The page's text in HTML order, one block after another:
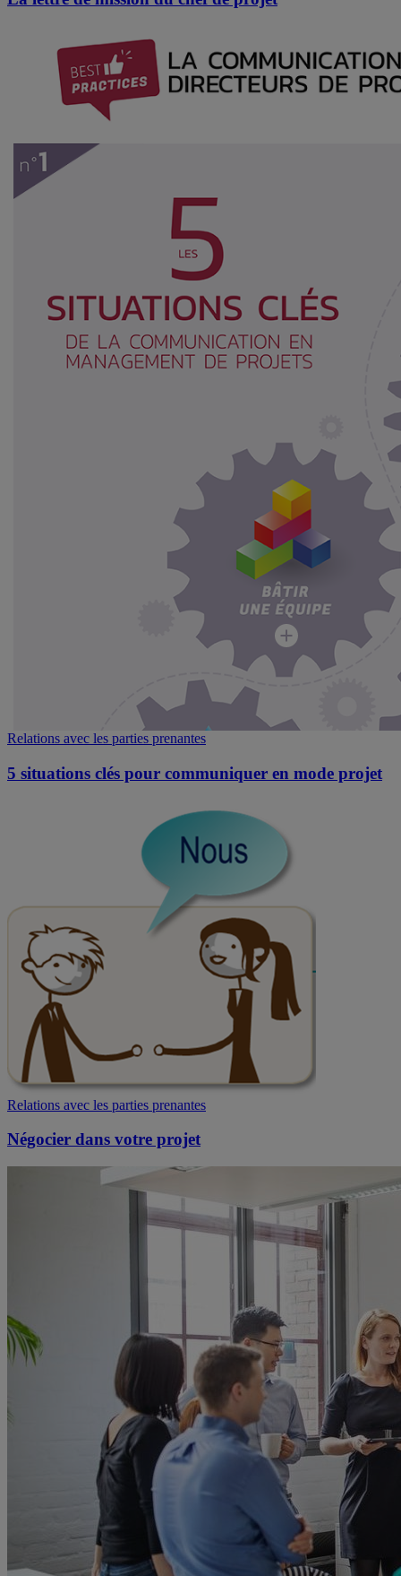
Relations avec les parties prenantes
5 situations clés pour communiquer en mode projet
Relations avec les parties prenantes
Négocier dans votre projet